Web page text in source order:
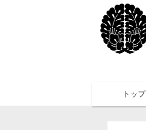
トップ